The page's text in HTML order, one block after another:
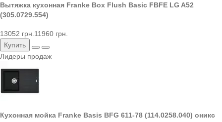
Вытяжка кухонная Franke Box Flush Basic FBFE LG A52
(305.0729.554)
13052 грн.11960 грн.
Купить
Лидеры продаж
Кухонная мойка Franke Basis BFG 611-78 (114.0258.040) оникс